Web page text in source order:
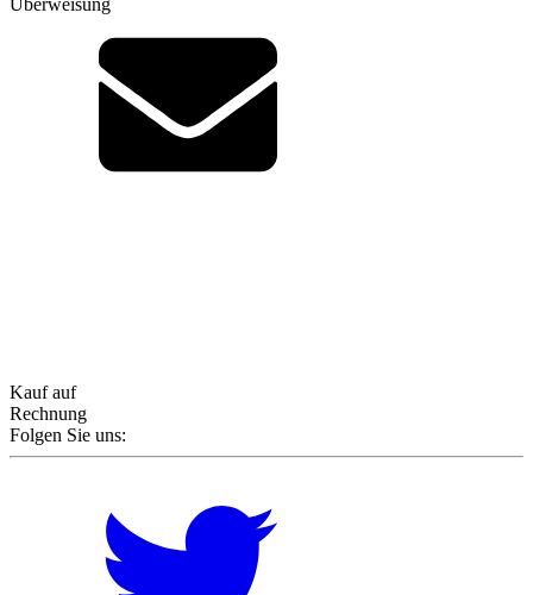
Überweisung
Kauf auf
Rechnung
Folgen Sie uns: